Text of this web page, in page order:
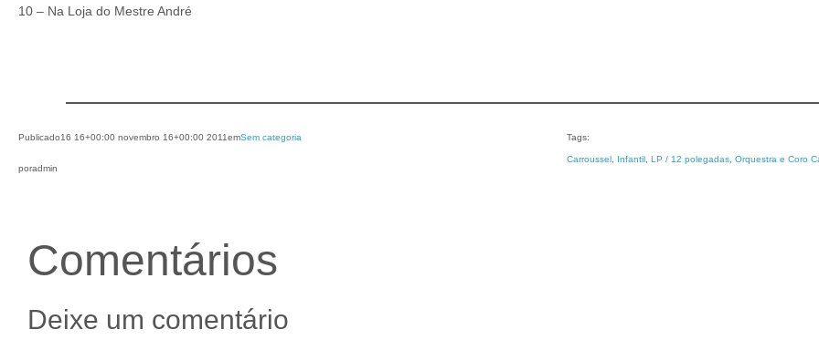
10 – Na Loja do Mestre André
Publicado16 16+00:00 novembro 16+00:00 2011emSem categoria
poradmin
Tags:
Carroussel Infantil LP / 12 polegadas Orquestra e Coro
Comentários
Deixe um comentário